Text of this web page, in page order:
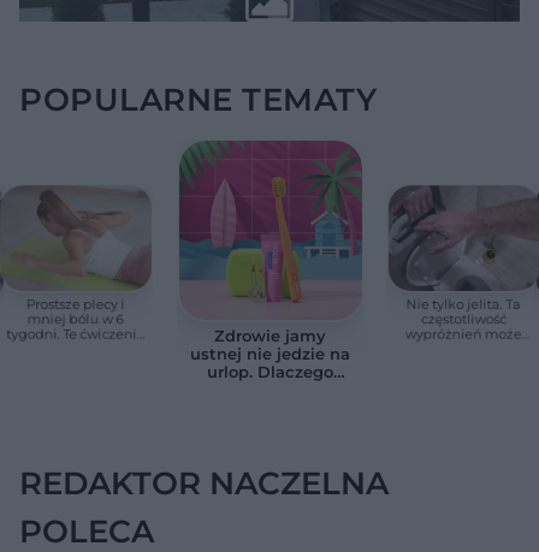
POPULARNE TEMATY
Prostsze plecy i
mniej bólu w 6
tygodni. Te ćwiczenia
Zdrowie jamy
ustnej nie jedzie na
urlop. Dlaczego
Nie tylko jelita. Ta
częstotliwość
wypróżnień może
REDAKTOR NACZELNA
POLECA